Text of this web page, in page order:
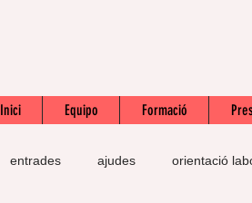
Inici Equipo Formació
entrades ajudes orientació